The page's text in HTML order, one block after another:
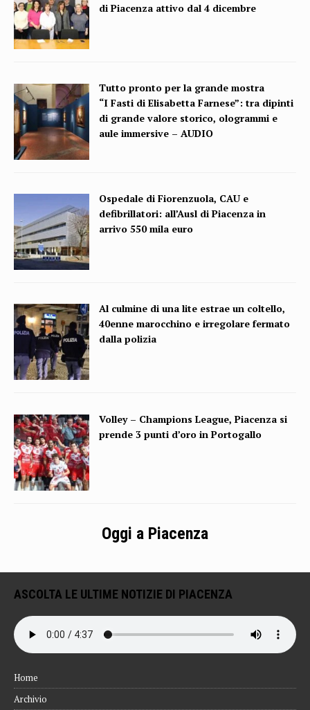
di Piacenza attivo dal 4 dicembre
Tutto pronto per la grande mostra
“I Fasti di Elisabetta Farnese”: tra dipinti
di grande valore storico, ologrammi e
aule immersive – AUDIO
Ospedale di Fiorenzuola, CAU e
defibrillatori: all’Ausl di Piacenza in
arrivo 550 mila euro
Al culmine di una lite estrae un coltello,
40enne marocchino e irregolare fermato
dalla polizia
Volley – Champions League, Piacenza si
prende 3 punti d’oro in Portogallo
Oggi a Piacenza
ASCOLTA LE ULTIME NOTIZIE DI PIACENZA
Home
Archivio